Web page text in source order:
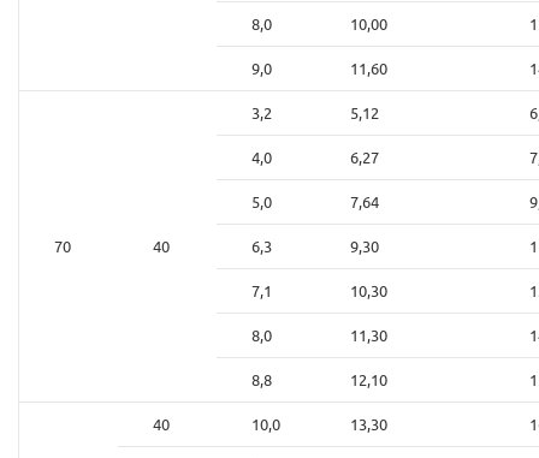
8,0 10,00
9,0 11,60
70 40
3,2 5,12
4,0 6,27
5,0 7,64
6,3 9,30
7,1 10,30
8,0 11,30
8,8 12,10
40 10,0 13,30